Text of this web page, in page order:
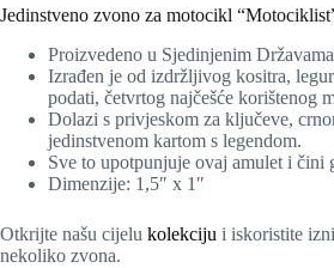
Jedinstveno zvono za motocikl
Proizvedeno u Sjedinjenim
Izrađen je od izdržljivog kositra,
podati, četvrtog najčešće korištenog
Dolazi s privjeskom za ključeve,
jedinstvenom kartom s legendom.
Sve to upotpunjuje ovaj amulet i čini
Dimenzije: 1,5″ x 1″
Otkrijte našu cijelu kolekciju i iskoristite
nekoliko zvona.